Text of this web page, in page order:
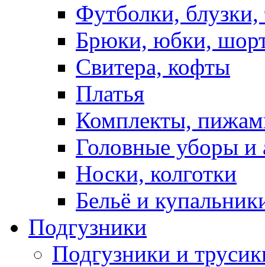
Футболки,
Брюки, юбки,
Свитера, кофты
Платья
Комплекты,
Головные уборы и
Носки, колготки
Бельё и
Подгузники
Подгузники и